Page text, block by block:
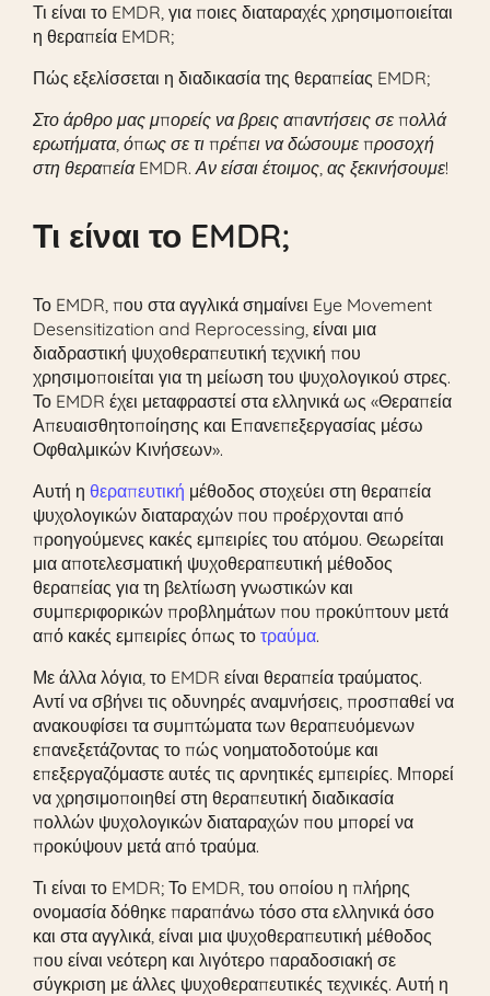
Τι είναι το EMDR, για ποιες διαταραχές χρησιμοποιείται
η θεραπεία EMDR;
Πώς εξελίσσεται η διαδικασία της θεραπείας EMDR;
Στο άρθρο μας μπορείς να βρεις απαντήσεις σε πολλά
ερωτήματα, όπως σε τι πρέπει να δώσουμε προσοχή
στη θεραπεία EMDR. Αν είσαι έτοιμος, ας ξεκινήσουμε!
Τι είναι το EMDR;
Το EMDR, που στα αγγλικά σημαίνει Eye Movement
Desensitization and Reprocessing, είναι μια
διαδραστική ψυχοθεραπευτική τεχνική που
χρησιμοποιείται για τη μείωση του ψυχολογικού στρες.
Το EMDR έχει μεταφραστεί στα ελληνικά ως «Θεραπεία
Απευαισθητοποίησης και Επανεπεξεργασίας μέσω
Οφθαλμικών Κινήσεων».
Αυτή η θεραπευτική μέθοδος στοχεύει στη θεραπεία
ψυχολογικών διαταραχών που προέρχονται από
προηγούμενες κακές εμπειρίες του ατόμου. Θεωρείται
μια αποτελεσματική ψυχοθεραπευτική μέθοδος
θεραπείας για τη βελτίωση γνωστικών και
συμπεριφορικών προβλημάτων που προκύπτουν μετά
από κακές εμπειρίες όπως το τραύμα.
Με άλλα λόγια, το EMDR είναι θεραπεία τραύματος.
Αντί να σβήνει τις οδυνηρές αναμνήσεις, προσπαθεί να
ανακουφίσει τα συμπτώματα των θεραπευόμενων
επανεξετάζοντας το πώς νοηματοδοτούμε και
επεξεργαζόμαστε αυτές τις αρνητικές εμπειρίες. Μπορεί
να χρησιμοποιηθεί στη θεραπευτική διαδικασία
πολλών ψυχολογικών διαταραχών που μπορεί να
προκύψουν μετά από τραύμα.
Τι είναι το EMDR; Το EMDR, του οποίου η πλήρης
ονομασία δόθηκε παραπάνω τόσο στα ελληνικά όσο
και στα αγγλικά, είναι μια ψυχοθεραπευτική μέθοδος
που είναι νεότερη και λιγότερο παραδοσιακή σε
σύγκριση με άλλες ψυχοθεραπευτικές τεχνικές. Αυτή η